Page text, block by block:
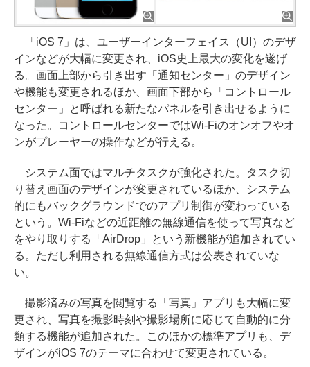
「iOS 7」は、ユーザーインターフェイス（UI）のデザ
インなどが大幅に変更され、iOS史上最大の変化を遂げ
る。画面上部から引き出す「通知センター」のデザイン
や機能も変更されるほか、画面下部から「コントロール
センター」と呼ばれる新たなパネルを引き出せるように
なった。コントロールセンターではWi-Fiのオンオフやオ
ンがプレーヤーの操作などが行える。
システム面ではマルチタスクが強化された。タスク切
り替え画面のデザインが変更されているほか、システム
的にもバックグラウンドでのアプリ制御が変わっている
という。Wi-Fiなどの近距離の無線通信を使って写真など
をやり取りする「AirDrop」という新機能が追加されてい
る。ただし利用される無線通信方式は公表されていな
い。
撮影済みの写真を閲覧する「写真」アプリも大幅に変
更され、写真を撮影時刻や撮影場所に応じて自動的に分
類する機能が追加された。このほかの標準アプリも、デ
ザインがiOS 7のテーマに合わせて変更されている。